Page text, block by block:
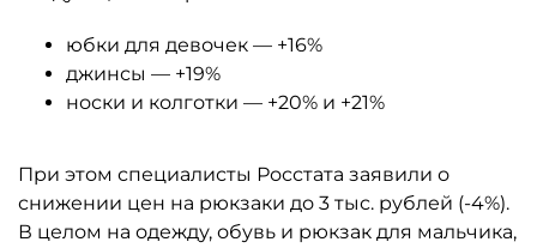
юбки для девочек — +16%
джинсы — +19%
носки и колготки — +20% и +21%
При этом специалисты Росстата заявили о
снижении цен на рюкзаки до 3 тыс. рублей (-4%).
В целом на одежду, обувь и рюкзак для мальчика,